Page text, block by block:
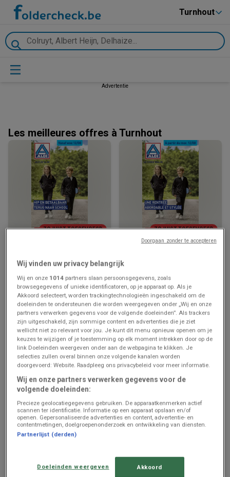
Turnhout
Advertentie
Les meilleures offres à Turnhout
ZOJUIST TOEGEVOEGD
Nos meilleures offres pour
vous
Prijsgegevens
geldig tot en
met 21/8
Turnhout
ZOJUIST TOEGEVOEGD
Bons plans exclusifs
Prijsgegevens
geldig tot en
met 21/8
ZOJUIST TOEGEVOEGD
AD Delhaize
ZOJUIST TOEGEVOEGD
vous
Wij vinden uw privacy belangrijk
Wij en onze 1014 partners slaan persoonsgegevens, zoals
browsegegevens of unieke identificatoren, op je apparaat op. Als je
Akkoord selecteert, worden trackingtechnologieën ingeschakeld om de
doeleinden te ondersteunen die worden weergegeven onder „Wij en onze
partners verwerken gegevens voor de volgende doeleinden”. Als trackers
zijn uitgeschakeld, zijn sommige content en advertenties die je ziet
wellicht niet zo relevant voor jou. Je kunt dit menu opnieuw openen om je
keuzes te wijzigen of je toestemming op elk moment intrekken door op de
link Doeleinden weergeven onder aan de webpagina te klikken. Je
selecties zullen overal binnen onze volgende kanalen worden
doorgevoerd: Website. Raadpleeg ons privacybeleid voor meer informatie.
Wij en onze partners verwerken gegevens voor de
volgende doeleinden:
Precieze geolocatiegegevens gebruiken. De apparaatkenmerken actief
scannen ter identificatie. Informatie op een apparaat opslaan en/of
openen. Gepersonaliseerde advertenties en content, advertentie- en
contentmetingen, doelgroepenonderzoek en ontwikkeling van diensten.
Partnerlijst (derden)
Doeleinden weergeven Akkoord
Doorgaan zonder te accepteren